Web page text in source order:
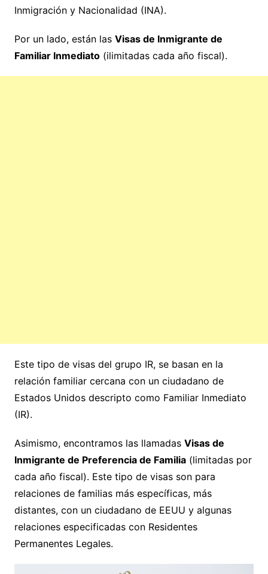
Inmigración y Nacionalidad (INA).
Por un lado, están las Visas de Inmigrante de
Familiar Inmediato(ilimitadas cada año fiscal).
Este tipo de visas del grupo IR, se basan en la
relación familiar cercana con un ciudadano de
Estados Unidos descripto como Familiar Inmediato
(IR).
Asimismo, encontramos las llamadas Visas de
Inmigrante de Preferencia de Familia(limitadas por
cada año fiscal). Este tipo de visas son para
relaciones de familias más específicas, más
distantes, con un ciudadano de EEUU y algunas
relaciones especificadas con Residentes
Permanentes Legales.